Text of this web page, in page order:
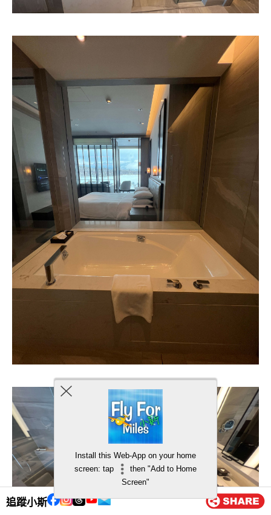
追蹤小斯
Install this Web-App on your home
screen: tap
then "Add to Home
Screen"